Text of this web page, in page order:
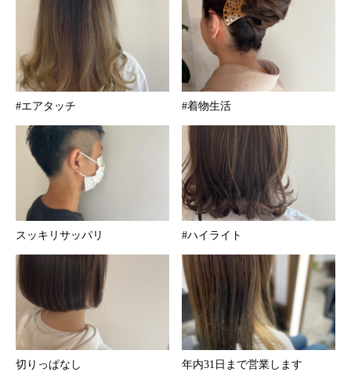
#エアタッチ #着物生活
スッキリサッパリ #ハイライト
切りっぱなし︎ 年内31日まで営業します